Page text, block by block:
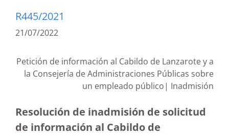
R445/2021
21/07/2022
Petición de información al Cabildo de Lanzarote y a
la Consejería de Administraciones Públicas sobre
un empleado público| Inadmisión
Resolución de inadmisión de solicitud
de información al Cabildo de